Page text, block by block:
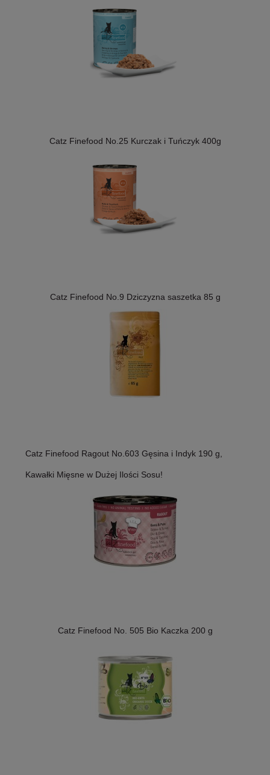
Catz Finefood No.25 Kurczak i Tuńczyk 400g
Catz Finefood No.9 Dziczyzna saszetka 85 g
Catz Finefood Ragout No.603 Gęsina i Indyk 190 g,
Kawałki Mięsne w Dużej Ilości Sosu!
Catz Finefood No. 505 Bio Kaczka 200 g